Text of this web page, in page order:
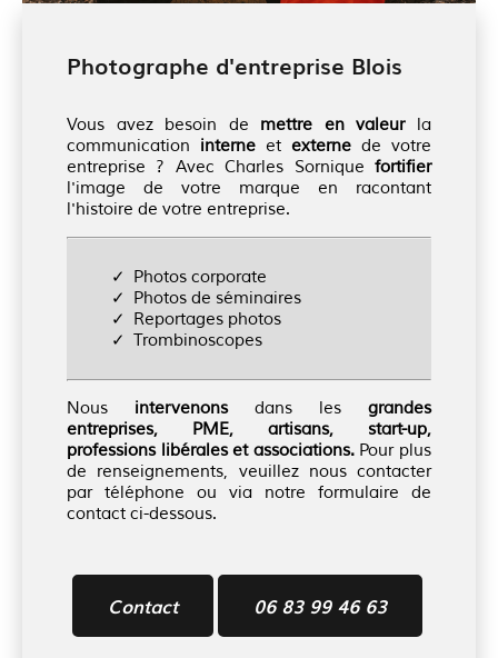
Photographe d'entreprise Blois
Vous avez besoin de mettre en valeurla
communication interne et externe de votre
entreprise ? Avec Charles Sornique fortifier
l'image de votre marque en racontant
l'histoire de votre entreprise.
Photos corporate
Photos de séminaires
Reportages photos
Trombinoscopes
Nous intervenonsdans les grandes
entreprises, PME, artisans, start-up,
professions libérales et associations.Pour plus
de renseignements, veuillez nous contacter
par téléphone ou via notre formulaire de
contact ci-dessous.
Contact 06 83 99 46 63